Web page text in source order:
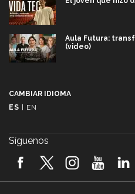
Aula Futura:
(video)
2026! (video)
CAMBIAR IDIOMA
ES | EN
Síguenos